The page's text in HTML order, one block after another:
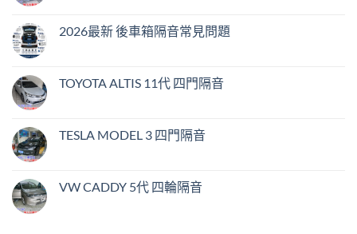
2026最新 後車箱隔音常見問題
TOYOTA ALTIS 11代 四門隔音
TESLA MODEL 3 四門隔音
VW CADDY 5代 四輪隔音